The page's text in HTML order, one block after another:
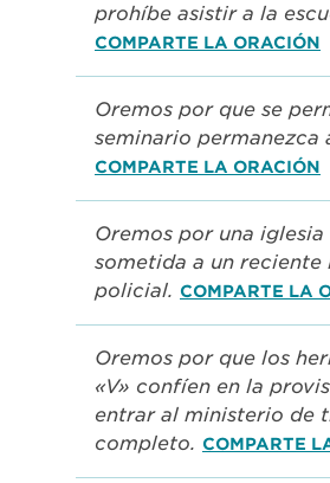
prohíbe asistir a la
COMPARTE LA ORACIÓN
Oremos por que se
seminario permanezca
COMPARTE LA ORACIÓN
Oremos por una iglesia
sometida a un
policial. COMPARTE LA
Oremos por que los
«V» confíen en la
entrar al ministerio de
completo. COMPARTE